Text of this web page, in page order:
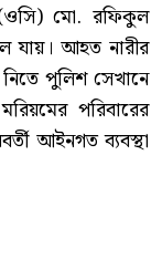
(ওসি) মো. রফিকুল
যায়। আহত নারীর
পুলিশ সেখানে
পরিবারের
আইনগত ব্যবস্থা